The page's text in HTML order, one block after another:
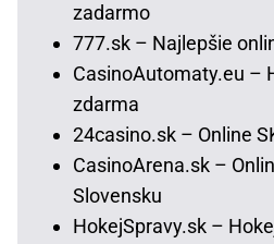
zadarmo
777.sk – Najlepšie
CasinoAutomaty.eu –
zdarma
24casino.sk – Online
CasinoArena.sk –
Slovensku
HokejSpravy.sk –